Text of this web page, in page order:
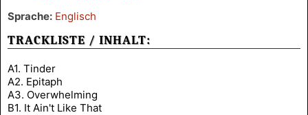
Sprache: Englisch
TRACKLISTE / INHALT:
A1. Tinder
A2. Epitaph
A3. Overwhelming
B1. It Ain't Like That